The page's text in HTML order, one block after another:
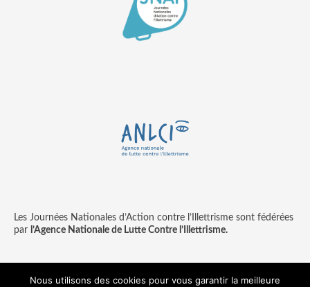
Les Journées Nationales d’Action contre l’Illettrisme sont fédérées
par l’Agence Nationale de Lutte Contre l’Illettrisme.
Nous utilisons des cookies pour vous garantir la meilleure